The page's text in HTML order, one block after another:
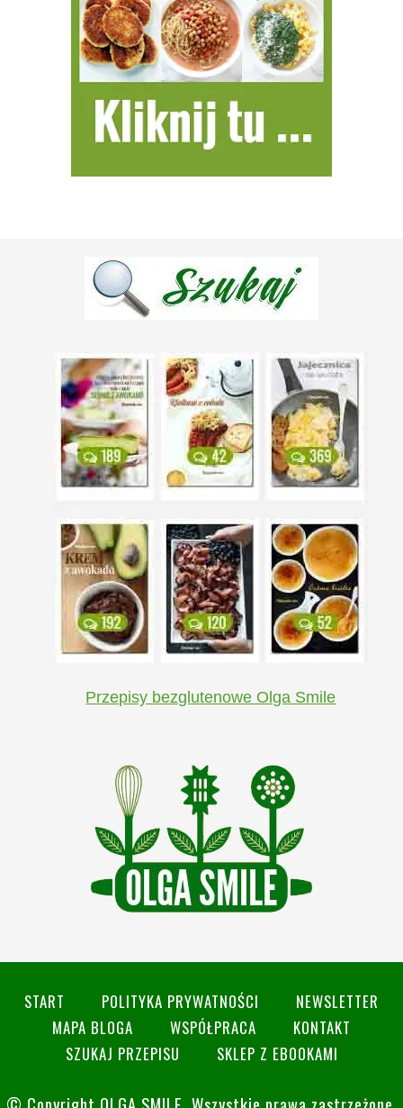
Przepisy bezglutenowe Olga Smile
START POLITYKA PRYWATNOŚCI
NEWSLETTER
MAPA BLOGA
WSPÓŁPRACA
KONTAKT
SZUKAJ PRZEPISU
SKLEP Z EBOOKAMI